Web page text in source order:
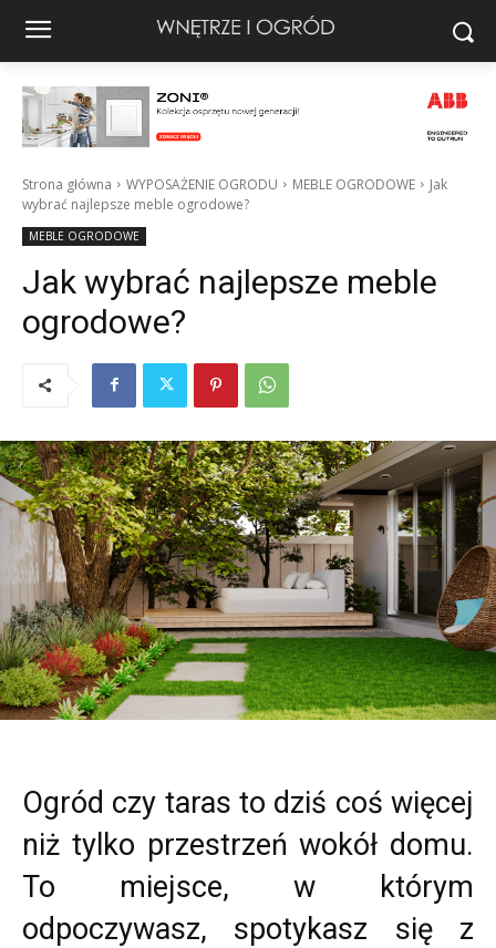
Strona główna WYPOSAŻENIE OGRODU MEBLE OGRODOWE
Jak
wybrać najlepsze meble ogrodowe?
MEBLE OGRODOWE
Jak wybrać najlepsze meble
ogrodowe?
Ogród czy taras to dziś coś więcej
niż tylko przestrzeń wokół domu.
To miejsce, w którym
odpoczywasz, spotykasz się z